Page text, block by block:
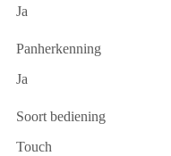
Ja
Panherkenning
Ja
Soort bediening
Touch